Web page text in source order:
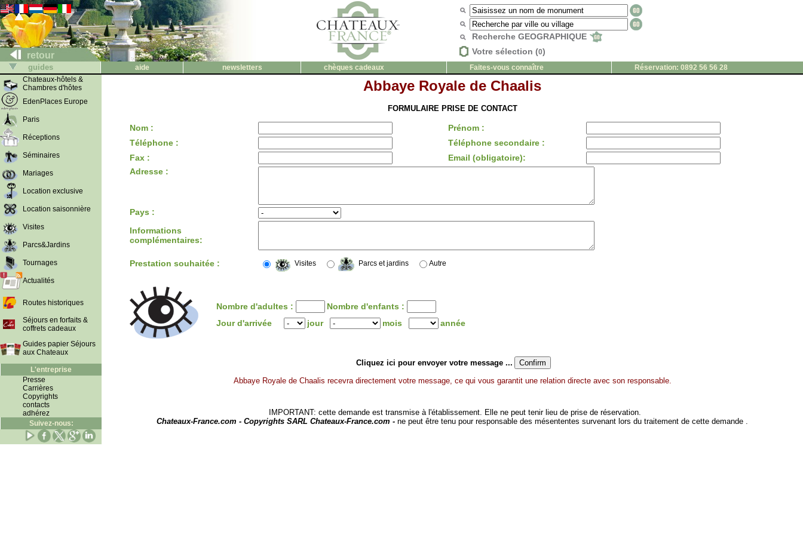
retour
Recherche GEOGRAPHIQUE
Votre sélection (0)
guides aide newsletters chèques cadeaux Faites-vous connaître
Réservation: 0892 56 56 28
Chateaux-hôtels &
Chambres d'hôtes
EdenPlaces Europe
Paris
Réceptions
Séminaires
Mariages
Location exclusive
Location saisonnière
Visites
Parcs&Jardins
Tournages
Actualités
Routes historiques
Séjours en forfaits &
coffrets cadeaux
Guides papier Séjours
aux Chateaux
L'entreprise
Presse
Carrières
Copyrights
contacts
adhérez
Suivez-nous:
Abbaye Royale de Chaalis
FORMULAIRE PRISE DE CONTACT
Nom :
Prénom :
Téléphone :
Téléphone secondaire :
Fax :
Email (obligatoire):
Adresse :
Pays :
Informations
complémentaires:
Prestation souhaitée : Visites Parcs et jardins Autre
Nombre d'adultes :
Nombre d'enfants :
Jour d'arrivée
jour mois année
Cliquez ici pour envoyer votre message ...
Abbaye Royale de Chaalis recevra directement votre message, ce qui vous garantit une relation directe avec son responsable.
IMPORTANT: cette demande est transmise à l'établissement. Elle ne peut tenir lieu de prise de réservation.
Chateaux-France.com - Copyrights SARL Chateaux-France.com - ne peut être tenu pour responsable des mésententes survenant lors du traitement de cette demande .